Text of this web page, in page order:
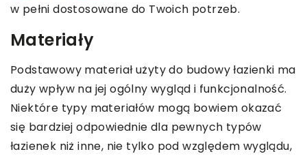
w pełni dostosowane do Twoich potrzeb.
Materiały
Podstawowy materiał użyty do budowy łazienki ma
duży wpływ na jej ogólny wygląd i funkcjonalność.
Niektóre typy materiałów mogą bowiem okazać
się bardziej odpowiednie dla pewnych typów
łazienek niż inne, nie tylko pod względem wyglądu,